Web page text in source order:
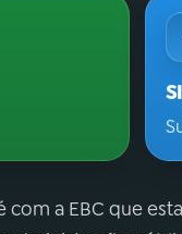
a EBC que